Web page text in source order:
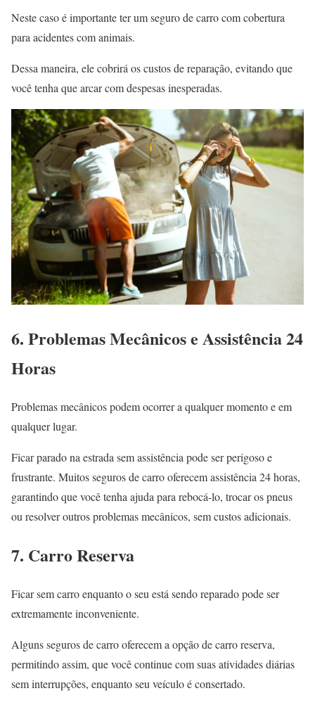
Neste caso é importante ter um seguro de carro com cobertura
para acidentes com animais.
Dessa maneira, ele cobrirá os custos de reparação, evitando que
você tenha que arcar com despesas inesperadas.
6. Problemas Mecânicos e Assistência 24
Horas
Problemas mecânicos podem ocorrer a qualquer momento e em
qualquer lugar.
Ficar parado na estrada sem assistência pode ser perigoso e
frustrante. Muitos seguros de carro oferecem assistência 24 horas,
garantindo que você tenha ajuda para rebocá-lo, trocar os pneus
ou resolver outros problemas mecânicos, sem custos adicionais.
7. Carro Reserva
Ficar sem carro enquanto o seu está sendo reparado pode ser
extremamente inconveniente.
Alguns seguros de carro oferecem a opção de carro reserva,
permitindo assim, que você continue com suas atividades diárias
sem interrupções, enquanto seu veículo é consertado.